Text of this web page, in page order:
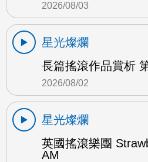
2026/08/03
星光燦爛
長篇搖滾作品賞析
2026/08/02
星光燦爛
英國搖滾樂團
AM